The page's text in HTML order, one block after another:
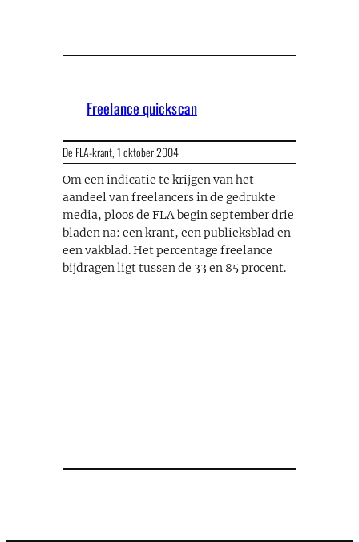
Freelance quickscan
De FLA-krant,1 oktober 2004
Om een indicatie te krijgen van het
aandeel van freelancers in de gedrukte
media, ploos de FLA begin september drie
bladen na: een krant, een publieksblad en
een vakblad. Het percentage freelance
bijdragen ligt tussen de 33 en 85 procent.